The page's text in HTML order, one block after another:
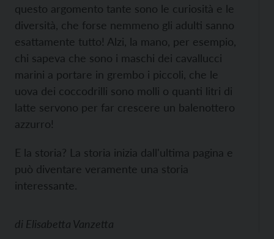
questo argomento tante sono le curiosità e le
diversità, che forse nemmeno gli adulti sanno
esattamente tutto! Alzi, la mano, per esempio,
chi sapeva che sono i maschi dei cavallucci
marini a portare in grembo i piccoli, che le
uova dei coccodrilli sono molli o quanti litri di
latte servono per far crescere un balenottero
azzurro!
E la storia? La storia inizia dall'ultima pagina e
può diventare veramente una storia
interessante.
di Elisabetta Vanzetta